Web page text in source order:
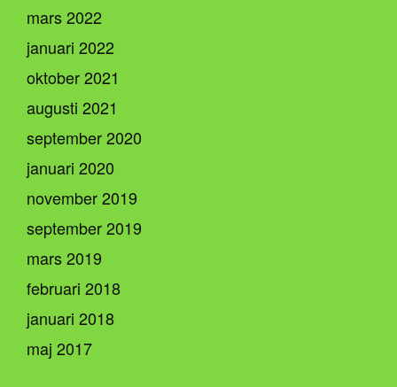
mars 2022
januari 2022
oktober 2021
augusti 2021
september 2020
januari 2020
november 2019
september 2019
mars 2019
februari 2018
januari 2018
maj 2017